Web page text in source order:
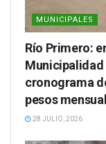
MUNICIPALES
Río Primero:
Municipalidad
cronograma
pesos
28 JULIO, 2026